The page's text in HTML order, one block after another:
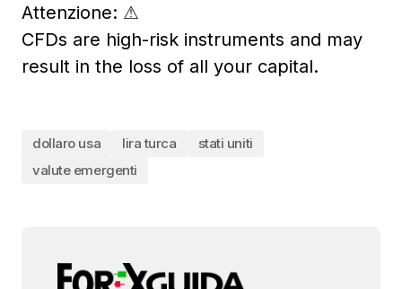
Attenzione: ⚠
CFDs are high-risk instruments and may
result in the loss of all your capital.
dollaro usa lira turca
stati uniti
valute emergenti